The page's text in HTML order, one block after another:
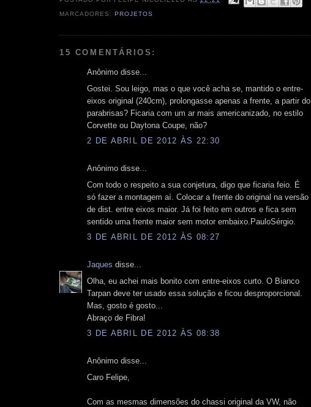
MARCADORES:PROJETOS
15 COMENTÁRIOS:
Anônimo disse...
Gostei. Sou leigo, mas o que você acha se, mantido o entre-
eixos original (240cm), prolongasse apenas a frente, a partir do
parabrisas? Ficaria com um ar mais americanizado, no estilo
Corvette ou Daytona Coupe, não?
2 DE ABRIL DE 2012 ÀS 22:30
Anônimo disse...
Com todo o respeito a sua conjetura, digo que ficaria feio. É
só fazer a montagem aí. Colocar a frente do original na versão
de dist. entre eixos maior. Já foi feito em outros e fica sem
sentido uma frente maior sem motor embaixo.PauloSérgio.
3 DE ABRIL DE 2012 ÀS 08:27
Jaques disse...
Olha, eu achei mais bonito com entre-eixos curto. O Bianco
Tarpan deve ter usado essa solução e ficou desproporcional.
Mas, gosto é gosto...
Abraço de Fibra!
3 DE ABRIL DE 2012 ÀS 08:38
Anônimo disse...
Caro Felipe,
Com as mesmas dimensões do chassi original da VW, não